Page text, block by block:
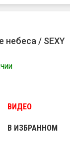
небеса / SEXY
ВИДЕО
В ИЗБРАННОМ